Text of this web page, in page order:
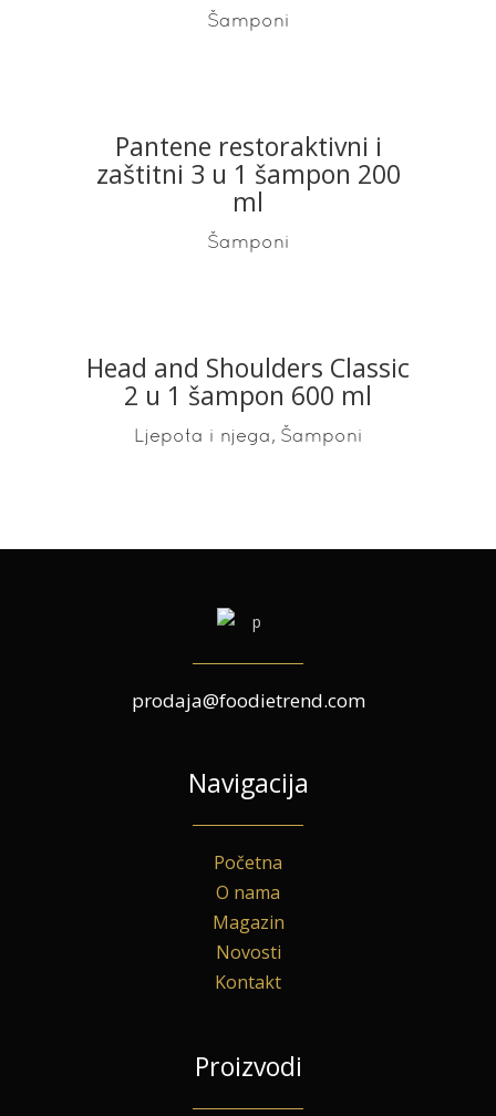
Šamponi
READ MORE
Pantene restoraktivni i
zaštitni 3 u 1 šampon 200
ml
Šamponi
READ MORE
Head and Shoulders Classic
2 u 1 šampon 600 ml
Ljepota i njega, Šamponi
prodaja@foodietrend.com
Navigacija
Početna
O nama
Magazin
Novosti
Kontakt
Proizvodi